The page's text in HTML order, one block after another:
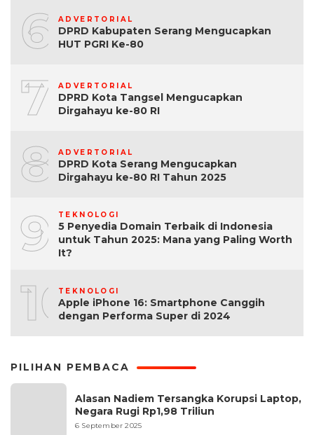
6 ADVERTORIAL
DPRD Kabupaten Serang Mengucapkan
HUT PGRI Ke-80
7 ADVERTORIAL
DPRD Kota Tangsel Mengucapkan
Dirgahayu ke-80 RI
8 ADVERTORIAL
DPRD Kota Serang Mengucapkan
Dirgahayu ke-80 RI Tahun 2025
9 TEKNOLOGI
5 Penyedia Domain Terbaik di Indonesia
untuk Tahun 2025: Mana yang Paling Worth
It?
10TEKNOLOGI
Apple iPhone 16: Smartphone Canggih
dengan Performa Super di 2024
PILIHAN PEMBACA
Alasan Nadiem Tersangka Korupsi Laptop,
Negara Rugi Rp1,98 Triliun
6 September 2025